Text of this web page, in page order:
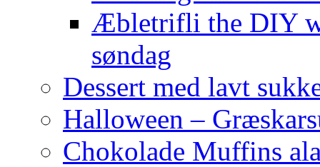
Æbletrifli the DIY
søndag
Dessert med lavt
Halloween –
Chokolade Muffins